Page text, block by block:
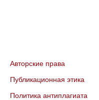
Авторские права
Публикационная этика
Политика антиплагиата